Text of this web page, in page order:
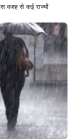
वजह से कई राज्यों